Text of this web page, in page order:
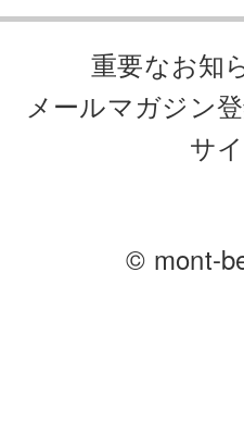
重要なお知
メールマガジン
サ
© mont-